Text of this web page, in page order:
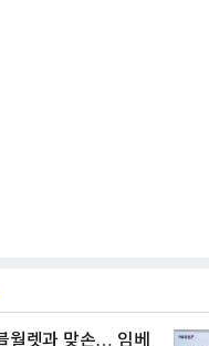
월렛과 맞손… 임베